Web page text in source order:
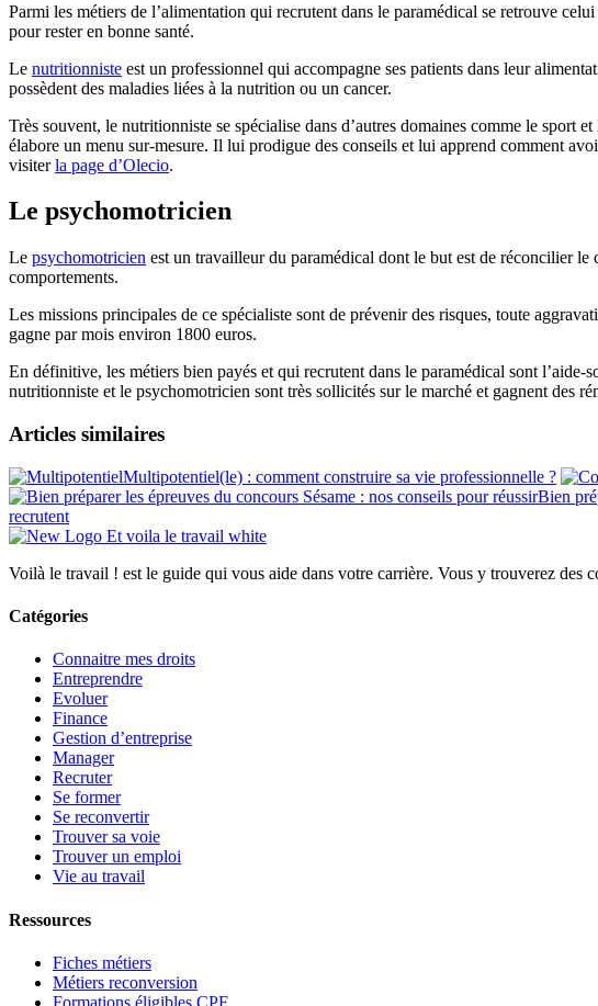
Parmi les métiers de l’alimentation qui recrutent dans le paramédical se retrouve
pour rester en bonne santé.
Le nutritionniste est un professionnel qui accompagne ses patients dans leur
possèdent des maladies liées à la nutrition ou un cancer.
Très souvent, le nutritionniste se spécialise dans d’autres domaines comme le sport
élabore un menu sur-mesure. Il lui prodigue des conseils et lui apprend comment
visiterla page d’Olecio.
Le psychomotricien
Le psychomotricien est un travailleur du paramédical dont le but est de réconcilier
comportements.
Les missions principales de ce spécialiste sont de prévenir des risques, toute
gagne par mois environ 1800 euros.
En définitive, les métiers bien payés et qui recrutent dans le paramédical sont
nutritionniste et le psychomotricien sont très sollicités sur le marché et gagnent des
Articles similaires
Multipotentiel(le) : comment construire sa vie professionnelle ?
Bien
recrutent
Voilà le travail ! est le guide qui vous aide dans votre carrière. Vous y trouverez des
Catégories
Connaitre mes droits
Entreprendre
Evoluer
Finance
Gestion d’entreprise
Manager
Recruter
Se former
Se reconvertir
Trouver sa voie
Trouver un emploi
Vie au travail
Ressources
Fiches métiers
Métiers reconversion
Formations éligibles CPF